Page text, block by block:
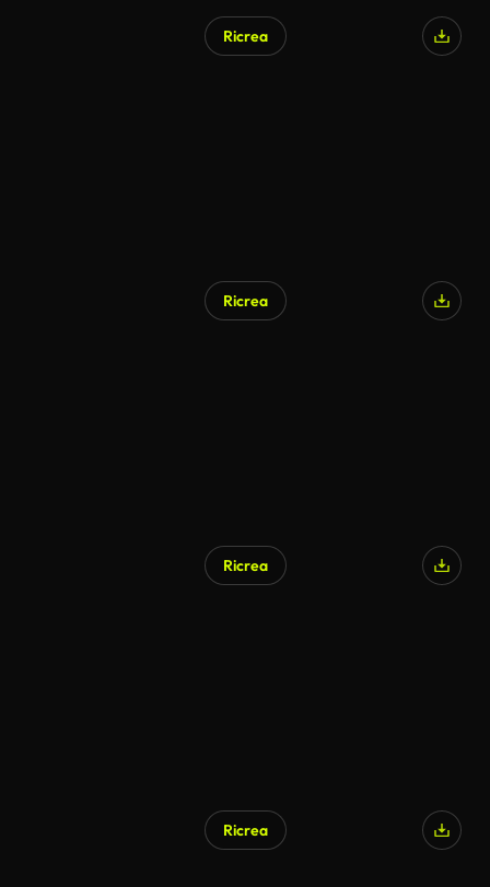
Ricrea
Ricrea
Ricrea
Ricrea